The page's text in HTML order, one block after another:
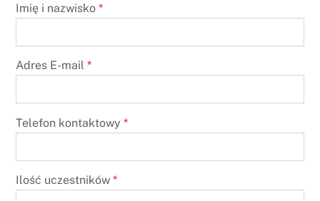
Imię i nazwisko*
Adres E-mail*
Telefon kontaktowy*
Ilość uczestników*